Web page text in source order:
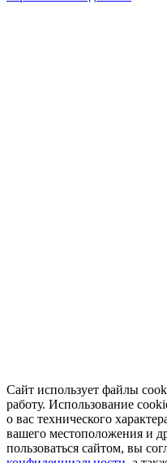
Сайт использует файлы
работу. Использование
о вас технического
вашего местоположения и
пользоваться сайтом, вы